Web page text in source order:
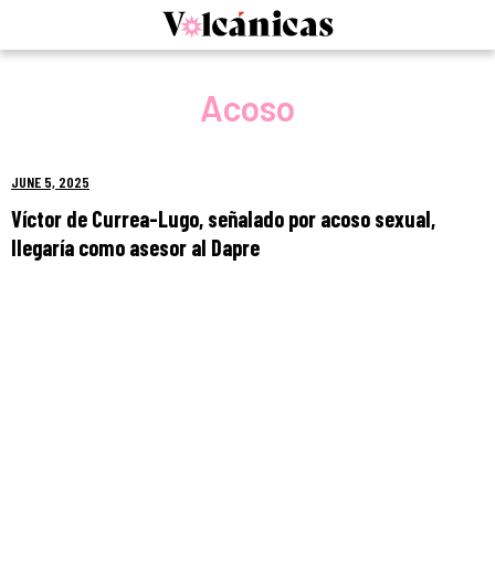
Acoso
JUNE 5, 2025
Víctor de Currea-Lugo, señalado por acoso sexual,
llegaría como asesor al Dapre